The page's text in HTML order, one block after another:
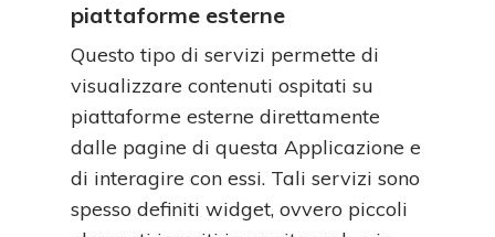
trattati:
piattaforme esterne
Questo tipo di servizi permette di
visualizzare contenuti ospitati su
piattaforme esterne direttamente
dalle pagine di questa Applicazione e
di interagire con essi. Tali servizi sono
spesso definiti widget, ovvero piccoli